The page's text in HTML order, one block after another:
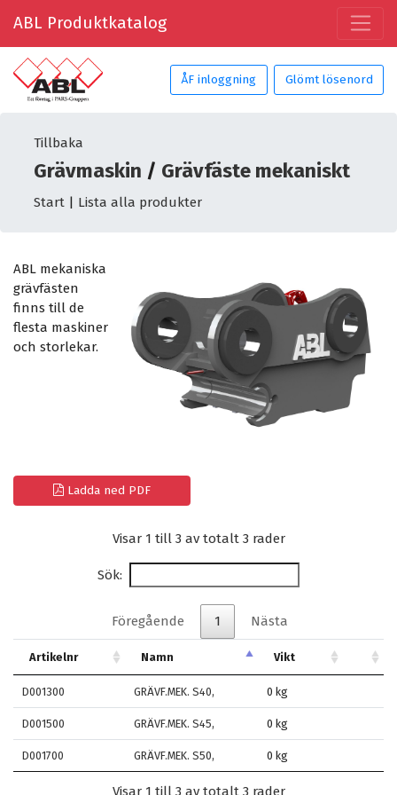
ABL Produktkatalog
ÅF inloggning Glömt lösenord
Tillbaka
Grävmaskin / Grävfäste mekaniskt
Start| Lista alla produkter
ABL mekaniska
grävfästen
finns till de
flesta maskiner
och storlekar.
Ladda ned PDF
Visar 1 till 3 av totalt 3 rader
Sök:
Föregående 1 Nästa
Artikelnr Namn Vikt
D001300 GRÄVF.MEK. S40, 0 kg
D001500 GRÄVF.MEK. S45, 0 kg
D001700 GRÄVF.MEK. S50, 0 kg
Visar 1 till 3 av totalt 3 rader